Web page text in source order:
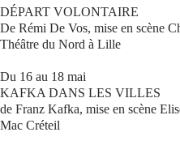
DÉPART VOLONTAIRE
De Rémi De Vos, mise en scène
Théâtre du Nord à Lille
Du 16 au 18 mai
KAFKA DANS LES VILLES
de Franz Kafka, mise en scène
Mac Créteil